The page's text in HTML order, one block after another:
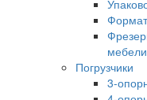
мебели
Погрузчики
3-